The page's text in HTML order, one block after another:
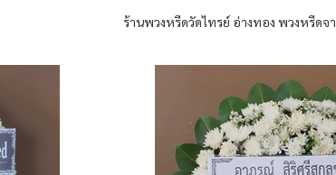
ร้านพวงหรีดวัดไทรย์ อ่างทอง พวงหรีดจา